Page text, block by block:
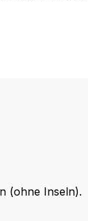
(ohne Inseln).